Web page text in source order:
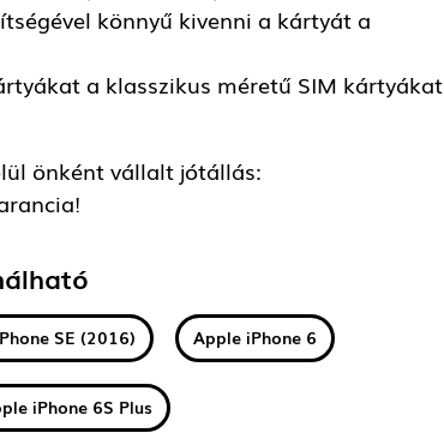
könnyű kivenni a kártyát a
a klasszikus méretű SIM kártyákat
önként vállalt jótállás:
SE (2016) Apple iPhone 6
iPhone 6S Plus